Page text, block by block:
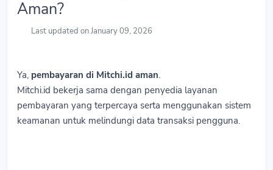
Aman?
Last updated on January 09, 2026
Ya, pembayaran di Mitchi.id aman.
Mitchi.id bekerja sama dengan penyedia layanan
pembayaran yang terpercaya serta menggunakan sistem
keamanan untuk melindungi data transaksi pengguna.